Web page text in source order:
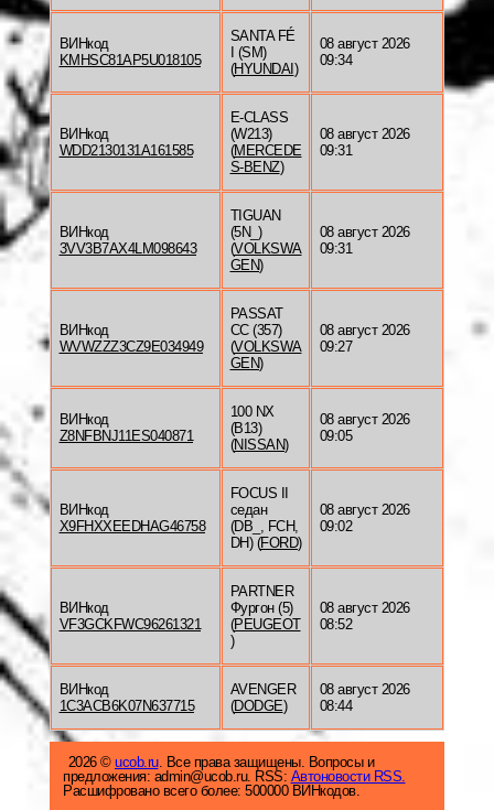
ВИНкод
KMHSC81AP5U018105
SANTA FÉ
I (SM)
(HYUNDAI )
08 август 2026
09:34
ВИНкод
WDD2130131A161585
E-CLASS
(W213)
(MERCEDE
S-BENZ)
08 август 2026
09:31
ВИНкод
3VV3B7AX4LM098643
TIGUAN
(5N_)
(VOLKSWA
GEN)
08 август 2026
09:31
ВИНкод
WVWZZZ3CZ9E034949
PASSAT
CC (357)
(VOLKSWA
GEN)
08 август 2026
09:27
ВИНкод
Z8NFBNJ11ES040871
100 NX
(B13)
(NISSAN)
08 август 2026
09:05
ВИНкод
X9FHXXEEDHAG46758
FOCUS II
седан
(DB_, FCH,
DH) (FORD)
08 август 2026
09:02
ВИНкод
VF3GCKFWC96261321
PARTNER
Фургон (5)
(PEUGEOT
)
08 август 2026
08:52
ВИНкод
1C3ACB6K07N637715
AVENGER
(DODGE)
08 август 2026
08:44
2026 © ucob.ru. Все права защищены. Вопросы и
предложения: admin@ucob.ru. RSS: Автоновости RSS.
Расшифровано всего более: 500000 ВИНкодов.